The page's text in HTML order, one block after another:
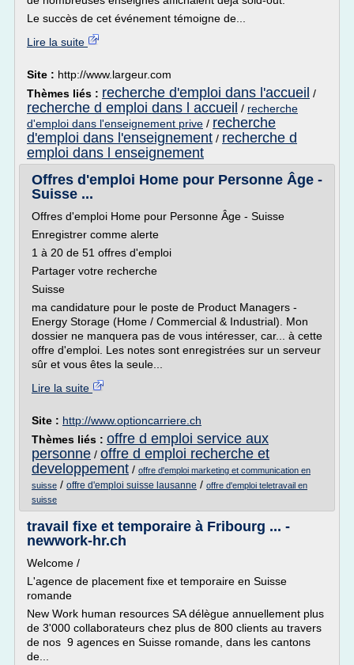
Le succès de cet événement témoigne de...
Lire la suite
Site : http://www.largeur.com
Thèmes liés : recherche d'emploi dans l'accueil /
recherche d emploi dans l accueil / recherche
d'emploi dans l'enseignement prive / recherche
d'emploi dans l'enseignement / recherche d
emploi dans l enseignement
Offres d'emploi Home pour Personne Âge -
Suisse ...
Offres d'emploi Home pour Personne Âge - Suisse
Enregistrer comme alerte
1 à 20 de 51 offres d'emploi
Partager votre recherche
Suisse
ma candidature pour le poste de Product Managers -
Energy Storage (Home / Commercial & Industrial). Mon
dossier ne manquera pas de vous intéresser, car... à cette
offre d'emploi. Les notes sont enregistrées sur un serveur
sûr et vous êtes la seule...
Lire la suite
Site : http://www.optioncarriere.ch
Thèmes liés : offre d emploi service aux
personne / offre d emploi recherche et
developpement / offre d'emploi marketing et communication en
suisse / offre d'emploi suisse lausanne / offre d'emploi teletravail en
suisse
travail fixe et temporaire à Fribourg ... -
newwork-hr.ch
Welcome /
L'agence de placement fixe et temporaire en Suisse
romande
New Work human resources SA délègue annuellement plus
de 3'000 collaborateurs chez plus de 800 clients au travers
de nos 9 agences en Suisse romande, dans les cantons
de...